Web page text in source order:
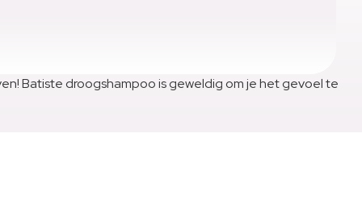
Batiste droogshampoo is geweldig om je het gevoel te